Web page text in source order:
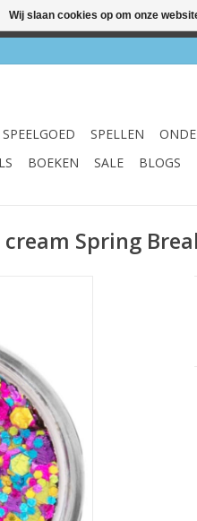
SPEELGOED SPELLEN
BOEKEN SALE BLOGS
Spring
Wij slaan cookies op om onze
✔ Winkel & webshop ✔